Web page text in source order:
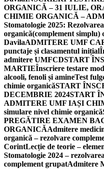
ORGANICĂ – 31 IULIE,
CHIMIE ORGANICĂ –
Stomatologie 2025:
organică(complement
DavilaADMITERE UMF
punctaje și clasamentul inițial
admitere UMFCDSTART
MARTIEÎnscriere testare
alcooli, fenoli și amineTest
chimie organicăSTART
DECEMBRIE 2024START
ADMITERE UMF IAȘI
simulare nivel chimie organică
PREGĂTIRE EXAMEN
ORGANICĂAdmitere
organică – rezolvare
CorintLecție de teorie –
Stomatologie 2024 –
complement grupatAdmitere